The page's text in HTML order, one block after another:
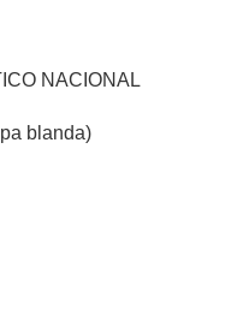
NACIONAL
blanda)